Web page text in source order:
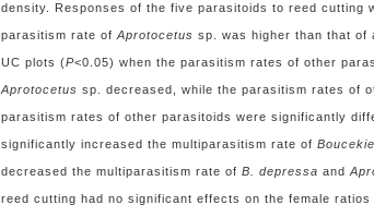
density. Responses of the five parasitoids to reed cutting
parasitism rate of Aprotocetus sp. was higher than that of
UC plots (P<0.05) when the parasitism rates of other
Aprotocetus sp. decreased, while the parasitism rates of
parasitism rates of other parasitoids were significantly
significantly increased the multiparasitism rate of
decreased the multiparasitism rate of B. depressa and
reed cutting had no significant effects on the female